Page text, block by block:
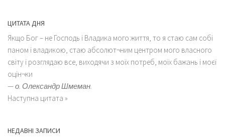
ЦИТАТА ДНЯ
Якщо Бог – не Господь і Владика мого життя, то я стаю сам собі
паном і владикою, стаю абсолют¬ним центром мого власного
світу і розглядаю все, виходячи з моїх потреб, моїх бажань і моєї
оцін¬ки
—о. Олександр Шмеман.
Наступна цитата »
НЕДАВНІ ЗАПИСИ